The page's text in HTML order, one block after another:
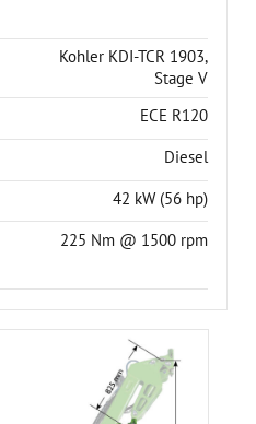
Kohler KDI-TCR 1903,
Stage V
ECE R120
Diesel
42 kW (56 hp)
225 Nm @ 1500 rpm